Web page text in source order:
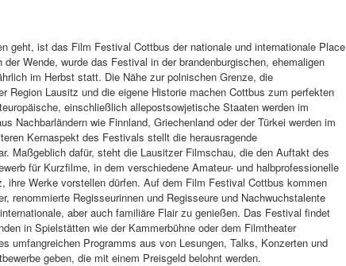
geht, ist das Film Festival Cottbus der nationale und internationale Place
Wende, wurde das Festival in der brandenburgischen, ehemaligen
im Herbst statt. Die Nähe zur polnischen Grenze, die
Region Lausitz und die eigene Historie machen Cottbus zum perfekten
einschließlich allepostsowjetische Staaten werden im
Nachbarländern wie Finnland, Griechenland oder der Türkei werden im
Kernaspekt des Festivals stellt die herausragende
Maßgeblich dafür, steht die Lausitzer Filmschau, die den Auftakt des
für Kurzfilme, in dem verschiedene Amateur- und halbprofessionelle
ihre Werke vorstellen dürfen. Auf dem Film Festival Cottbus kommen
renommierte Regisseurinnen und Regisseure und Nachwuchstalente
aber auch familiäre Flair zu genießen. Das Festival findet
in Spielstätten wie der Kammerbühne oder dem Filmtheater
umfangreichen Programms aus von Lesungen, Talks, Konzerten und
geben, die mit einem Preisgeld belohnt werden.